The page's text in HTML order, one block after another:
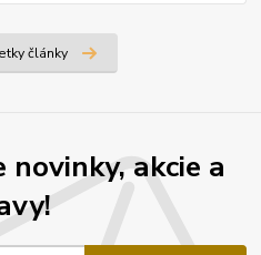
články
akcie a